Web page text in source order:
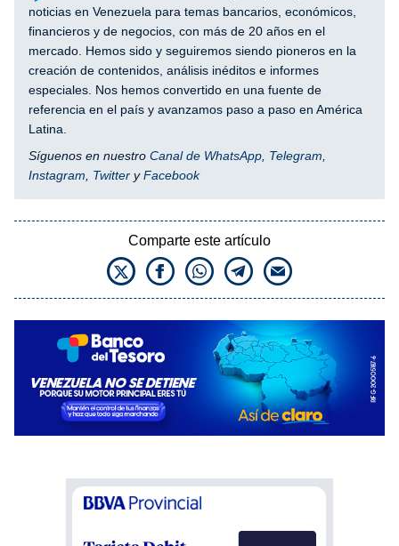
noticias en Venezuela para temas bancarios, económicos,
financieros y de negocios, con más de 20 años en el
mercado. Hemos sido y seguiremos siendo pioneros en la
creación de contenidos, análisis inéditos e informes
especiales. Nos hemos convertido en una fuente de
referencia en el país y avanzamos paso a paso en América
Latina.
Síguenos en nuestro Canal de WhatsApp Telegram
Instagram
Twitter yFacebook
Comparte este artículo